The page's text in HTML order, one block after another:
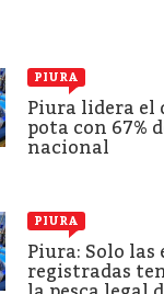
PIURA
Piura lidera el
pota con 67%
nacional
PIURA
Piura: Solo las
registradas